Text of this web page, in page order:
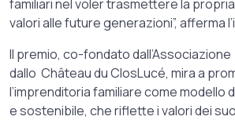
familiari nel voler trasmettere la
valori alle future generazioni”, afferma
Il premio, co-fondato
dallo Château du ClosLucé, mira a
l’imprenditoria familiare come modello
e sostenibile, che riflette i valori dei